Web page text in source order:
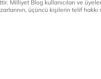
Milliyet Blog kullanıcıları ve
üçüncü kişilerin telif hakkı